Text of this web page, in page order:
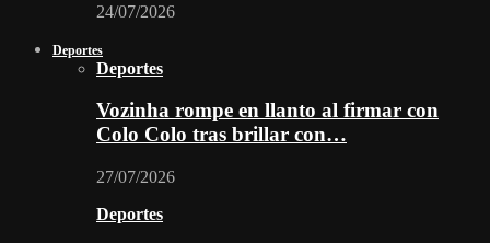
24/07/2026
Deportes
Deportes
Vozinha rompe en llanto al firmar con
Colo Colo tras brillar con…
27/07/2026
Deportes